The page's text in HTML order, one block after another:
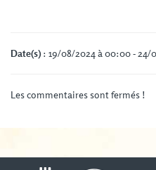
Date(s): 19/08/2024 à 00:00 - 24/
Les commentaires sont fermés !